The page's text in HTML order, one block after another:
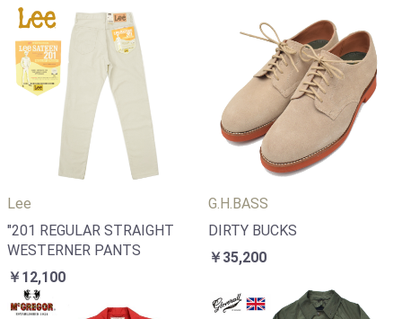
Lee
"201 REGULAR STRAIGHT
WESTERNER PANTS
￥12,100
G.H.BASS
DIRTY BUCKS
￥35,200